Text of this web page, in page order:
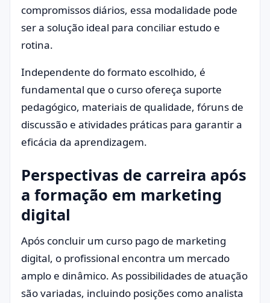
compromissos diários, essa modalidade pode
ser a solução ideal para conciliar estudo e
rotina.
Independente do formato escolhido, é
fundamental que o curso ofereça suporte
pedagógico, materiais de qualidade, fóruns de
discussão e atividades práticas para garantir a
eficácia da aprendizagem.
Perspectivas de carreira após
a formação em marketing
digital
Após concluir um curso pago de marketing
digital, o profissional encontra um mercado
amplo e dinâmico. As possibilidades de atuação
são variadas, incluindo posições como analista